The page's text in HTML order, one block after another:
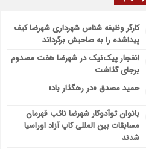
جنگ در شهرضا اختصاص یافت
راه ساده برای افزایش عمر لباس‌ها
کارگر وظیفه شناس شهرداری شهرضا کیف
پیداشده را به صاحبش برگرداند
انفجار پیک‌نیک در شهرضا هفت مصدوم
برجای گذاشت
حمید مصدق «در رهگذار باد»
بانوان توآدوکار شهرضا نائب قهرمان
مسابقات بین المللی کاپ آزاد اوراسیا
شدند